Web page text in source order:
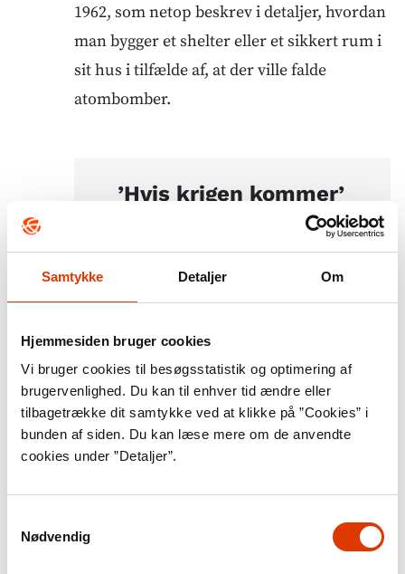
Samtykke Detaljer Om
Hjemmesiden bruger cookies
Vi bruger cookies til besøgsstatistik og optimering af
brugervenlighed. Du kan til enhver tid ændre eller
tilbagetrække dit samtykke ved at klikke på ”Cookies” i
bunden af siden. Du kan læse mere om de anvendte
cookies under ”Detaljer”.
Nødvendig
1962, som netop beskrev i detaljer, hvordan
man bygger et shelter eller et sikkert rum i
sit hus i tilfælde af, at der ville falde
atombomber.
’Hvis krigen kommer’
anbefalinger til forberedelse af
I 1962 hed pjecen
kommer’.
På forsiden er et
alarmtårn, der kunne udsende
en høj sirene, der advarede om
at søge dækning. Inde i pjecen
er der råd til, hvordan man
såsom sennepsgas, nervegas og
psykokemisk gas. Fra side 14-22